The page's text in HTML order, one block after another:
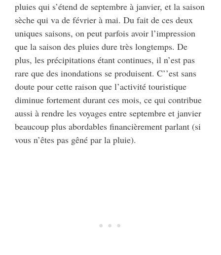
pluies qui s’étend de septembre à janvier, et la saison
sèche qui va de février à mai. Du fait de ces deux
uniques saisons, on peut parfois avoir l’impression
que la saison des pluies dure très longtemps. De
plus, les précipitations étant continues, il n’est pas
rare que des inondations se produisent. C’’est sans
doute pour cette raison que l’activité touristique
diminue fortement durant ces mois, ce qui contribue
aussi à rendre les voyages entre septembre et janvier
beaucoup plus abordables financièrement parlant (si
vous n’êtes pas gêné par la pluie).